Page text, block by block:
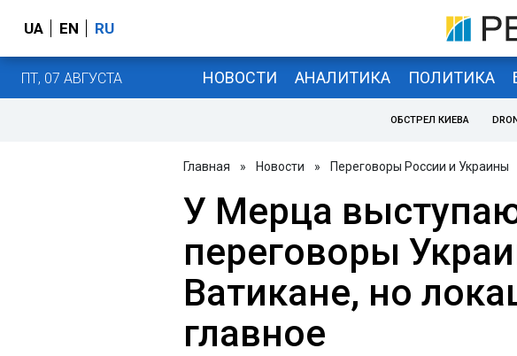
UA EN RU
ПТ, 07 АВГУСТА НОВОСТИ АНАЛИТИКА ПОЛИТИКА
ОБСТРЕЛ КИЕВА
Главная » Новости » Переговоры России и Украины
У Мерца
переговоры
Ватикане, но
главное